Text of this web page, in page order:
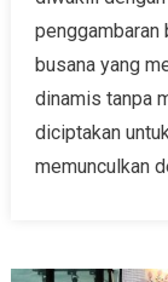
penggambaran
busana yang
dinamis tanpa
diciptakan
memunculkan